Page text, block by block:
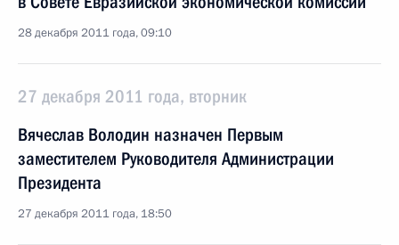
28 декабря 2011 года, 09:10
27 декабря 2011 года, вторник
Вячеслав Володин назначен Первым
заместителем Руководителя Администрации
Президента
27 декабря 2011 года, 18:50